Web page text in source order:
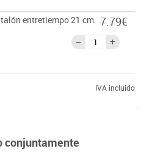
entretiempo 21 cm 7.79€
IVA incluido
conjuntamente